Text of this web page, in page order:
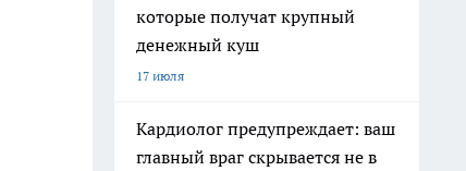
которые получат крупный
денежный куш
17 июля
Кардиолог предупреждает: ваш
главный враг скрывается не в